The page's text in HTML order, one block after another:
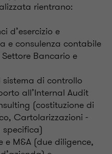
rientrano:
d’esercizio e
e consulenza contabile
Bancario e
di controllo
all’Internal Audit
(costituzione di
Cartolarizzazioni -
M&A (due diligence,